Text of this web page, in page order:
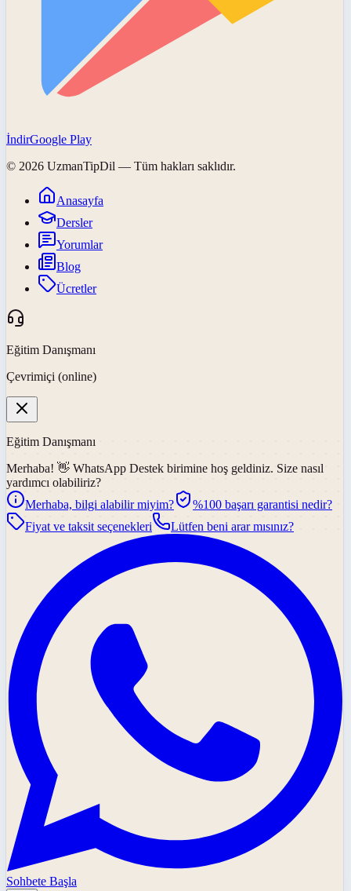
İndirGoogle Play
© 2026 UzmanTipDil — Tüm hakları saklıdır.
Anasayfa
Dersler
Yorumlar
Blog
Ücretler
Eğitim Danışmanı
Çevrimiçi (online)
Eğitim Danışmanı
Merhaba! 👋 WhatsApp Destek birimine hoş geldiniz. Size nasıl
yardımcı olabiliriz?
Merhaba, bilgi alabilir miyim?
%100 başarı garantisi nedir?
Fiyat ve taksit seçenekleri
Lütfen beni arar mısınız?
Sohbete Başla